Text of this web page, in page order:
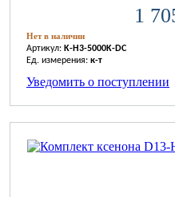
1
Нет в наличии
Артикул: K-H3-5000K-DC
Ед. измерения: к-т
Уведомить о поступлении